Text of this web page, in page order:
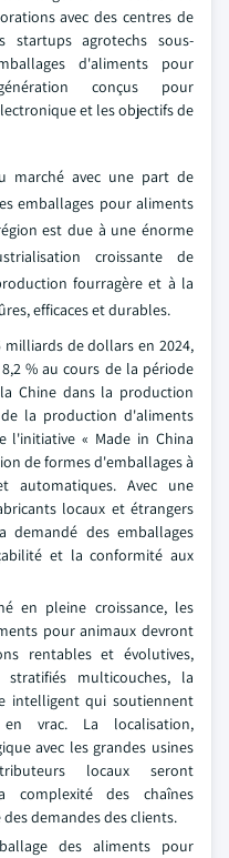
avec des centres de
startups agrotechs sous-
d'aliments pour
conçus pour
et les objectifs de
marché avec une part de
emballages pour aliments
est due à une énorme
croissante de
fourragère et à la
efficaces et durables.
milliards de dollars en 2024,
% au cours de la période
Chine dans la production
la production d'aliments
l'initiative « Made in China
de formes d'emballages à
automatiques. Avec une
locaux et étrangers
demandé des emballages
et la conformité aux
en pleine croissance, les
pour animaux devront
rentables et évolutives,
multicouches, la
intelligent qui soutiennent
vrac. La localisation,
avec les grandes usines
locaux seront
complexité des chaînes
demandes des clients.
des aliments pour